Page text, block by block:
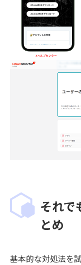
それで
とめ
基本的な対処法を